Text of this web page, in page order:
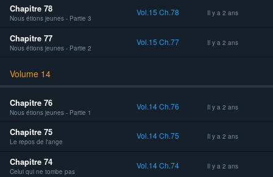
Chapitre 78
Nous étions jeunes - Partie 3
Vol.15 Ch.78 Il y a 2 ans
Chapitre 77
Nous étions jeunes - Partie 2
Vol.15 Ch.77 Il y a 2 ans
Volume 14
Chapitre 76
Nous étions jeunes - Partie 1
Vol.14 Ch.76 Il y a 2 ans
Chapitre 75
Le repos de l'ange
Vol.14 Ch.75 Il y a 2 ans
Chapitre 74
Celui qui ne tombe pas
Vol.14 Ch.74 Il y a 2 ans